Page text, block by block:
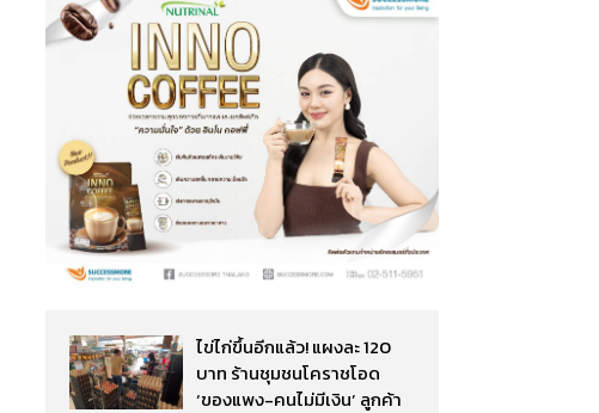
ไข่ไก่ขึ้นอีกแล้ว! แผงละ 120
บาท ร้านชุมชนโคราชโอด
‘ของแพง-คนไม่มีเงิน’ ลูกค้า